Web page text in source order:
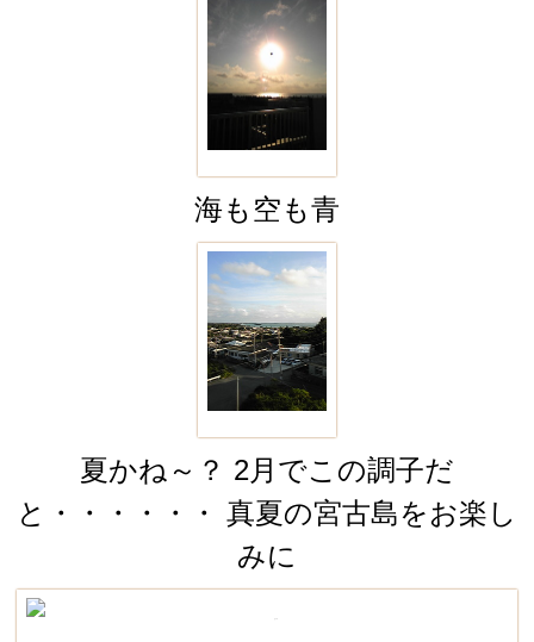
海も空も青
夏かね～？ 2月でこの調子だ
と・・・・・・ 真夏の宮古島をお楽し
みに